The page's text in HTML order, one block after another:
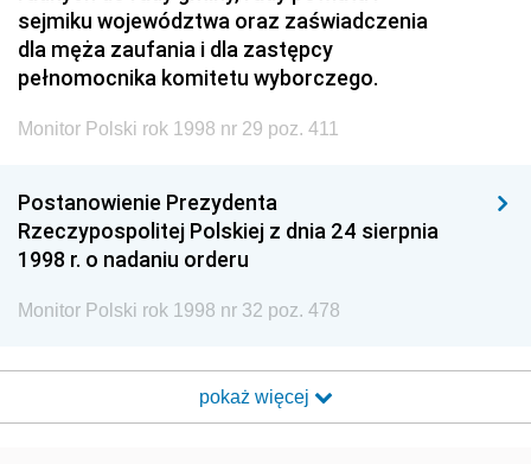
sejmiku województwa oraz zaświadczenia
dla męża zaufania i dla zastępcy
pełnomocnika komitetu wyborczego.
Monitor Polski rok 1998 nr 29 poz. 411
Postanowienie Prezydenta
Rzeczypospolitej Polskiej z dnia 24 sierpnia
1998 r. o nadaniu orderu
Monitor Polski rok 1998 nr 32 poz. 478
pokaż więcej